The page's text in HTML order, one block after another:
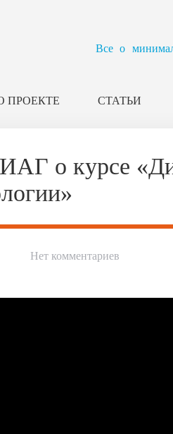
Все о
ПРОЕКТЕ СТАТЬИ
о курсе
Нет комментариев